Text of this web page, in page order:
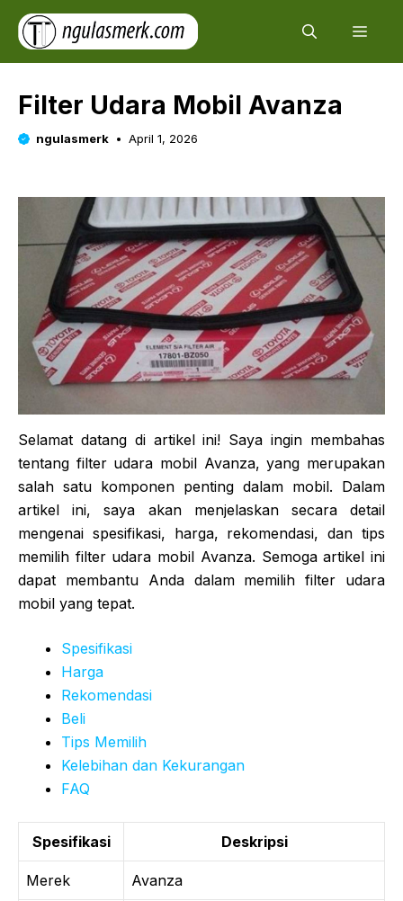
Skip
content
Filter Udara Mobil Avanza
ngulasmerk April 1, 2026
Selamat datang di artikel ini! Saya ingin membahas
tentang filter udara mobil Avanza, yang merupakan
salah satu komponen penting dalam mobil. Dalam
artikel ini, saya akan menjelaskan secara detail
mengenai spesifikasi, harga, rekomendasi, dan tips
memilih filter udara mobil Avanza. Semoga artikel ini
dapat membantu Anda dalam memilih filter udara
mobil yang tepat.
Spesifikasi
Harga
Rekomendasi
Beli
Tips Memilih
Kelebihan dan Kekurangan
FAQ
Spesifikasi Deskripsi
Merek Avanza